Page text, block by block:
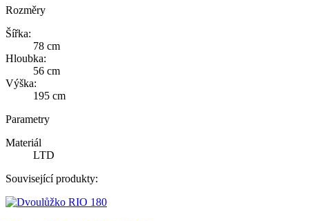
Rozměry
Šířka:
78 cm
Hloubka:
56 cm
Výška:
195 cm
Parametry
Materiál
LTD
Související produkty: